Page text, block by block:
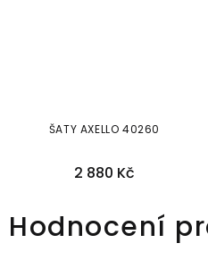
ŠATY AXELLO 40260
2 880 Kč
Hodnocení